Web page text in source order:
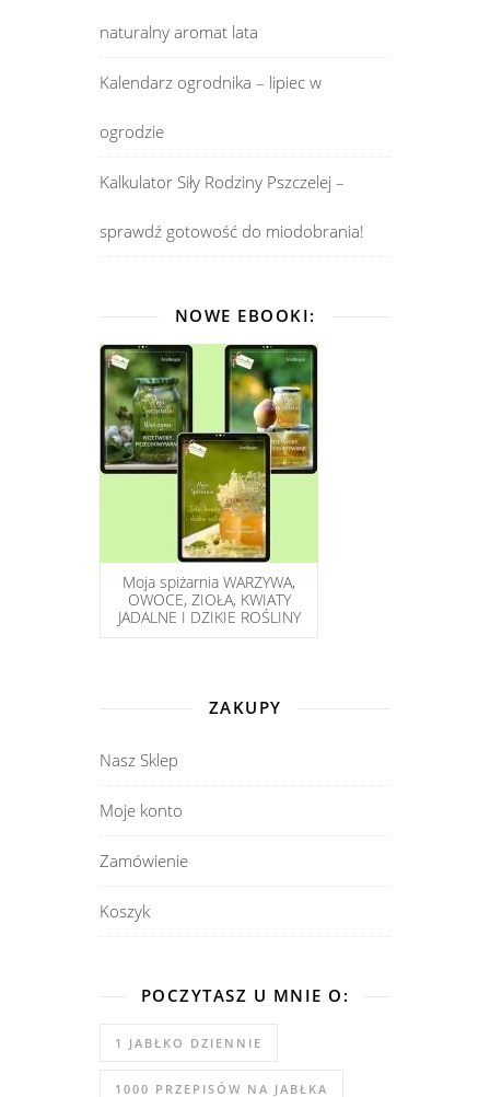
naturalny aromat lata
Kalendarz ogrodnika – lipiec w
ogrodzie
Kalkulator Siły Rodziny Pszczelej –
sprawdź gotowość do miodobrania!
NOWE EBOOKI:
Moja spiżarnia WARZYWA,
OWOCE, ZIOŁA, KWIATY
JADALNE I DZIKIE ROŚLINY
ZAKUPY
Nasz Sklep
Moje konto
Zamówienie
Koszyk
POCZYTASZ U MNIE O:
1 JABŁKO DZIENNIE
1000 PRZEPISÓW NA JABŁKA